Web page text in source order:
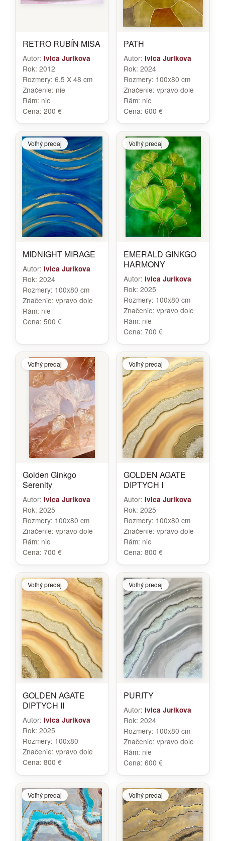
RETRO RUBÍN MISA
Autor: Ivica Jurikova
Rok: 2012
Rozmery: 6,5 X 48 cm
Značenie: nie
Rám: nie
Cena: 200 €
PATH
Autor: Ivica Jurikova
Rok: 2024
Rozmery: 100x80 cm
Značenie: vpravo dole
Rám: nie
Cena: 600 €
Voľný predaj
MIDNIGHT MIRAGE
Autor: Ivica Jurikova
Rok: 2024
Rozmery: 100x80 cm
Značenie: vpravo dole
Rám: nie
Cena: 500 €
Voľný predaj
EMERALD GINKGO
HARMONY
Autor: Ivica Jurikova
Rok: 2025
Rozmery: 100x80 cm
Značenie: vpravo dole
Rám: nie
Cena: 700 €
Voľný predaj
Golden Ginkgo
Serenity
Autor: Ivica Jurikova
Rok: 2025
Rozmery: 100x80 cm
Značenie: vpravo dole
Rám: nie
Cena: 700 €
Voľný predaj
GOLDEN AGATE
DIPTYCH I
Autor: Ivica Jurikova
Rok: 2025
Rozmery: 100x80 cm
Značenie: vpravo dole
Rám: nie
Cena: 800 €
Voľný predaj
GOLDEN AGATE
DIPTYCH II
Autor: Ivica Jurikova
Rok: 2025
Rozmery: 100x80
Značenie: vpravo dole
Cena: 800 €
Voľný predaj
PURITY
Autor: Ivica Jurikova
Rok: 2024
Rozmery: 100x80 cm
Značenie: vpravo dole
Rám: nie
Cena: 600 €
Voľný predaj Voľný predaj